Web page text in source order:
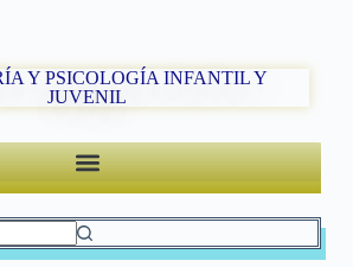
Y PSICOLOGÍA INFANTIL Y
JUVENIL